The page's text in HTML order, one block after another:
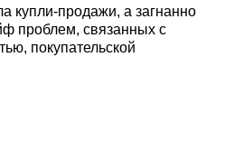
купли-продажи, а загнанно
проблем, связанных с
покупательской